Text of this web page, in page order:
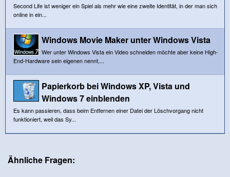
Second Life ist weniger ein Spiel als mehr wie eine zweite Identität, in der man sich
online in ein...
Windows Movie Maker unter Windows Vista
Wer unter Windows Vista ein Video schneiden möchte aber keine High-
End-Hardware sein eigenen nennt,...
Papierkorb bei Windows XP, Vista und
Windows 7 einblenden
Es kann passieren, dass beim Entfernen einer Datei der Löschvorgang nicht
funktioniert, weil das Sy...
Ähnliche Fragen: